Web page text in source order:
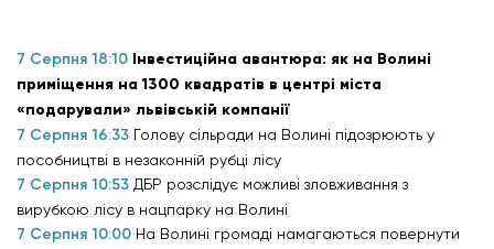
7 Серпня 18:10 Інвестиційна авантюра: як на Волині
приміщення на 1300 квадратів в центрі міста
«подарували» львівській компанії
7 Серпня 16:33 Голову сільради на Волині підозрюють у
пособництві в незаконній рубці лісу
7 Серпня 10:53 ДБР розслідує можливі зловживання з
вирубкою лісу в нацпарку на Волині
7 Серпня 10:00 На Волині громаді намагаються повернути